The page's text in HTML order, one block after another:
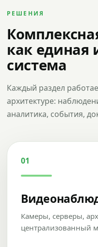
РЕШЕНИЯ
как единая
система
Каждый раздел
архитектуре:
аналитика, события,
01
Камеры, серверы,
централизованный